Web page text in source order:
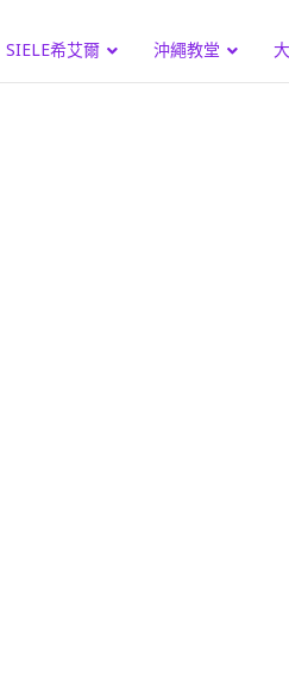
SIELE希艾爾 沖繩教堂